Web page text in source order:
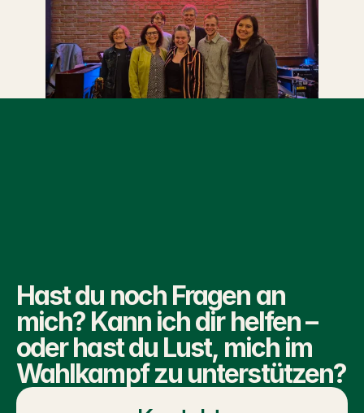
Fotograf: Daniel Salzinger.
Mehr Aktuelles
Hast du noch Fragen an
mich? Kann ich dir helfen –
oder hast du Lust, mich im
Wahlkampf zu unterstützen?